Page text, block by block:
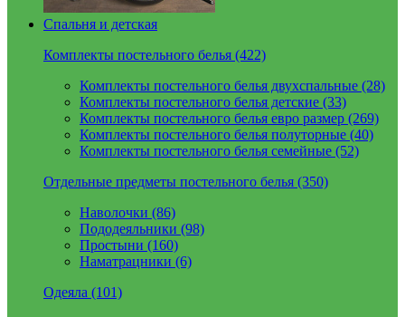
Спальня и детская
Комплекты постельного белья (422)
Комплекты постельного белья двухспальные (28)
Комплекты постельного белья детские (33)
Комплекты постельного белья евро размер (269)
Комплекты постельного белья полуторные (40)
Комплекты постельного белья семейные (52)
Отдельные предметы постельного белья (350)
Наволочки (86)
Пододеяльники (98)
Простыни (160)
Наматрацники (6)
Одеяла (101)